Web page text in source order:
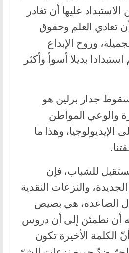
عليها أن تغادر
تعادي العلم وحقوق
وروح الإبداع
بديلا أسوأ وأكثر
جدار برلين هو
والوعي المواطن
الإيديولوجيا، وهذا ما
للشباب، فإن
والنزعات النقدية
الصاعدة، هي بصيص
أن نطمئن إلى أن دروس
الكلمة الأخيرة تكون